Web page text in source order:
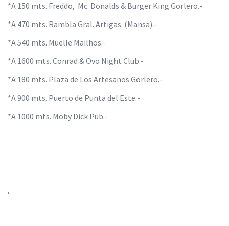
*A 150 mts. Freddo, Mc. Donalds & Burger King Gorlero.-
*A 470 mts. Rambla Gral. Artigas. (Mansa).-
*A 540 mts. Muelle Mailhos.-
*A 1600 mts. Conrad & Ovo Night Club.-
*A 180 mts. Plaza de Los Artesanos Gorlero.-
*A 900 mts. Puerto de Punta del Este.-
*A 1000 mts. Moby Dick Pub.-
,